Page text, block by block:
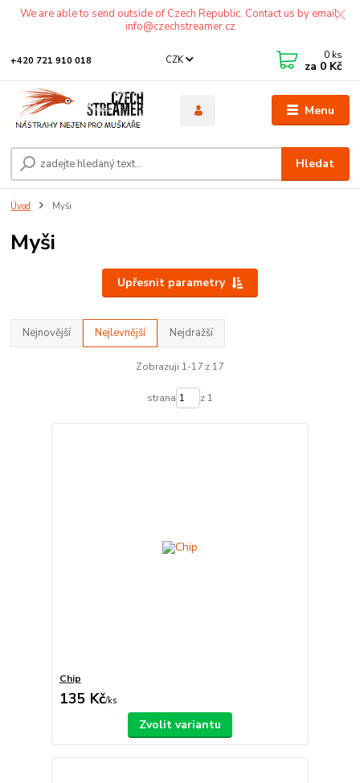
We are able to send outside of Czech Republic. Contact us by email:
info@czechstreamer.cz
Menu
CZK
Hledat
+420 721 910 018 0 ks
za 0 Kč
Úvod Myši
Myši
Upřesnit parametry
Nejnovější Nejlevnější Nejdražší
Zobrazuji 1-17 z 17
strana z 1
Chip
135 Kč/ks
Zvolit variantu